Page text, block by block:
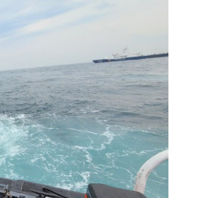
인천서 말다툼 중 어머니 흉기
'화합' 꺼낸 김민석에 '뻔뻔' 받